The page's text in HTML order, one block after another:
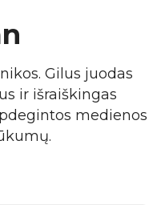
Gilus juodas
ir išraiškingas
medienos